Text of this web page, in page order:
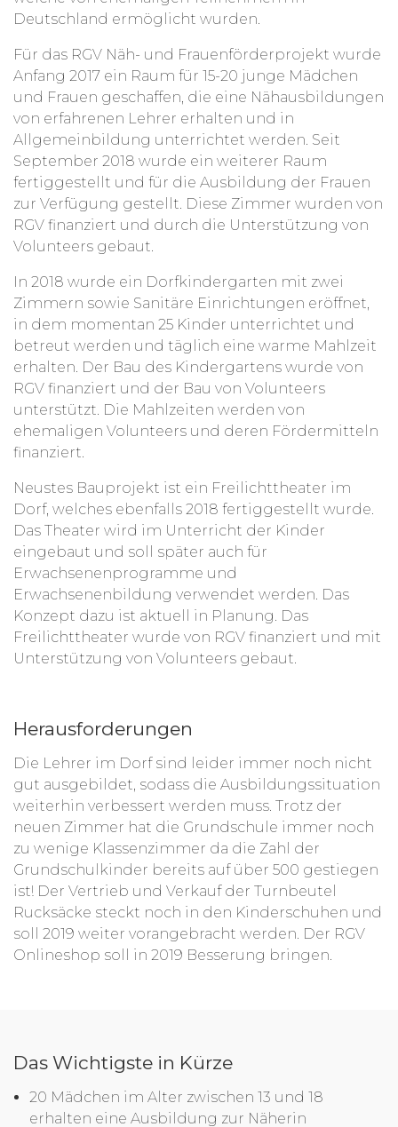
Deutschland ermöglicht wurden.
Für das RGV Näh- und Frauenförderprojekt wurde
Anfang 2017 ein Raum für 15-20 junge Mädchen
und Frauen geschaffen, die eine Nähausbildungen
von erfahrenen Lehrer erhalten und in
Allgemeinbildung unterrichtet werden. Seit
September 2018 wurde ein weiterer Raum
fertiggestellt und für die Ausbildung der Frauen
zur Verfügung gestellt. Diese Zimmer wurden von
RGV finanziert und durch die Unterstützung von
Volunteers gebaut.
In 2018 wurde ein Dorfkindergarten mit zwei
Zimmern sowie Sanitäre Einrichtungen eröffnet,
in dem momentan 25 Kinder unterrichtet und
betreut werden und täglich eine warme Mahlzeit
erhalten. Der Bau des Kindergartens wurde von
RGV finanziert und der Bau von Volunteers
unterstützt. Die Mahlzeiten werden von
ehemaligen Volunteers und deren Fördermitteln
finanziert.
Neustes Bauprojekt ist ein Freilichttheater im
Dorf, welches ebenfalls 2018 fertiggestellt wurde.
Das Theater wird im Unterricht der Kinder
eingebaut und soll später auch für
Erwachsenenprogramme und
Erwachsenenbildung verwendet werden. Das
Konzept dazu ist aktuell in Planung. Das
Freilichttheater wurde von RGV finanziert und mit
Unterstützung von Volunteers gebaut.
Herausforderungen
Die Lehrer im Dorf sind leider immer noch nicht
gut ausgebildet, sodass die Ausbildungssituation
weiterhin verbessert werden muss. Trotz der
neuen Zimmer hat die Grundschule immer noch
zu wenige Klassenzimmer da die Zahl der
Grundschulkinder bereits auf über 500 gestiegen
ist! Der Vertrieb und Verkauf der Turnbeutel
Rucksäcke steckt noch in den Kinderschuhen und
soll 2019 weiter vorangebracht werden. Der RGV
Onlineshop soll in 2019 Besserung bringen.
Das Wichtigste in Kürze
20 Mädchen im Alter zwischen 13 und 18
erhalten eine Ausbildung zur Näherin